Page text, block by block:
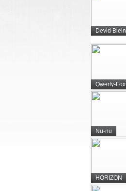
Devid Blein
Qwerty-Fox
Nu-nu
HORIZON